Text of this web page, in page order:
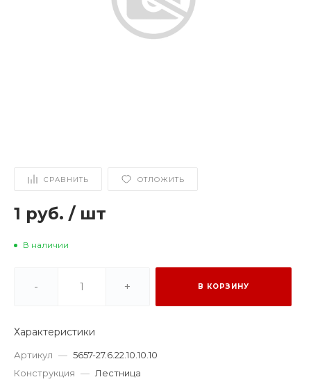
СРАВНИТЬ ОТЛОЖИТЬ
1 руб. / шт
В наличии
- + В КОРЗИНУ
Характеристики
Артикул — 5657-27.6.22.10.10.10
Конструкция — Лестница